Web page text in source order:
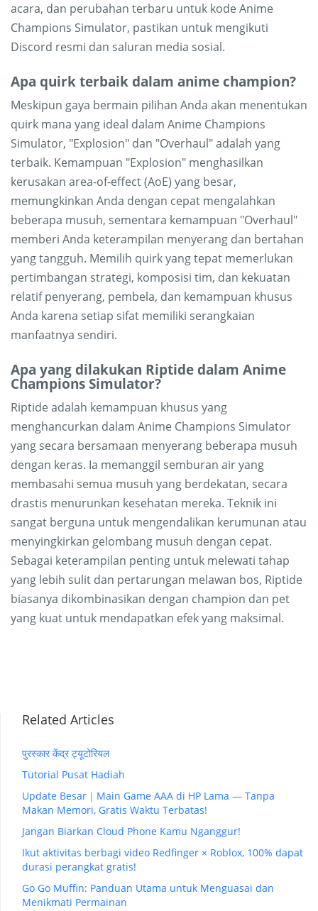
acara, dan perubahan terbaru untuk kode Anime
Champions Simulator, pastikan untuk mengikuti
Discord resmi dan saluran media sosial.
Apa quirk terbaik dalam anime champion?
Meskipun gaya bermain pilihan Anda akan menentukan
quirk mana yang ideal dalam Anime Champions
Simulator, "Explosion" dan "Overhaul" adalah yang
terbaik. Kemampuan "Explosion" menghasilkan
kerusakan area-of-effect (AoE) yang besar,
memungkinkan Anda dengan cepat mengalahkan
beberapa musuh, sementara kemampuan "Overhaul"
memberi Anda keterampilan menyerang dan bertahan
yang tangguh. Memilih quirk yang tepat memerlukan
pertimbangan strategi, komposisi tim, dan kekuatan
relatif penyerang, pembela, dan kemampuan khusus
Anda karena setiap sifat memiliki serangkaian
manfaatnya sendiri.
Apa yang dilakukan Riptide dalam Anime
Champions Simulator?
Riptide adalah kemampuan khusus yang
menghancurkan dalam Anime Champions Simulator
yang secara bersamaan menyerang beberapa musuh
dengan keras. Ia memanggil semburan air yang
membasahi semua musuh yang berdekatan, secara
drastis menurunkan kesehatan mereka. Teknik ini
sangat berguna untuk mengendalikan kerumunan atau
menyingkirkan gelombang musuh dengan cepat.
Sebagai keterampilan penting untuk melewati tahap
yang lebih sulit dan pertarungan melawan bos, Riptide
biasanya dikombinasikan dengan champion dan pet
yang kuat untuk mendapatkan efek yang maksimal.
Related Articles
पुरस्कार केंद्र ट्यूटोरियल
Tutorial Pusat Hadiah
Update Besar｜Main Game AAA di HP Lama — Tanpa
Makan Memori, Gratis Waktu Terbatas!
Jangan Biarkan Cloud Phone Kamu Nganggur!
Ikut aktivitas berbagi video Redfinger × Roblox, 100% dapat
durasi perangkat gratis!
Go Go Muffin: Panduan Utama untuk Menguasai dan
Menikmati Permainan